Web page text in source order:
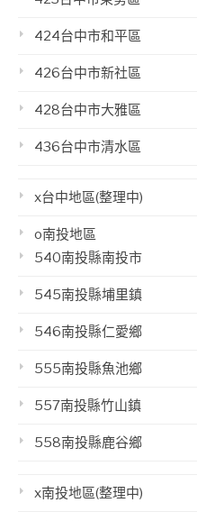
424台中市和平區
426台中市新社區
428台中市大雅區
436台中市清水區
x台中地區(整理中)
o南投地區
540南投縣南投市
545南投縣埔里鎮
546南投縣仁愛鄉
555南投縣魚池鄉
557南投縣竹山鎮
558南投縣鹿谷鄉
x南投地區(整理中)